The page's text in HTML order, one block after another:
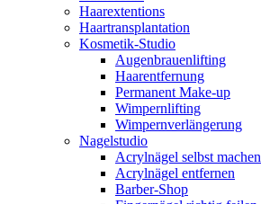
Haarextentions
Haartransplantation
Kosmetik-Studio
Augenbrauenlifting
Haarentfernung
Permanent Make-up
Wimpernlifting
Wimpernverlängerung
Nagelstudio
Acrylnägel selbst machen
Acrylnägel entfernen
Barber-Shop